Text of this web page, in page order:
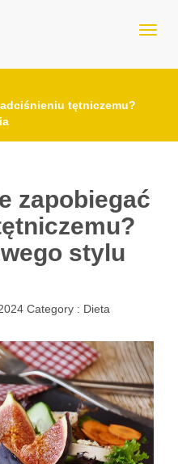
tętniczemu?
zapobiegać
stylu
Category : Dieta